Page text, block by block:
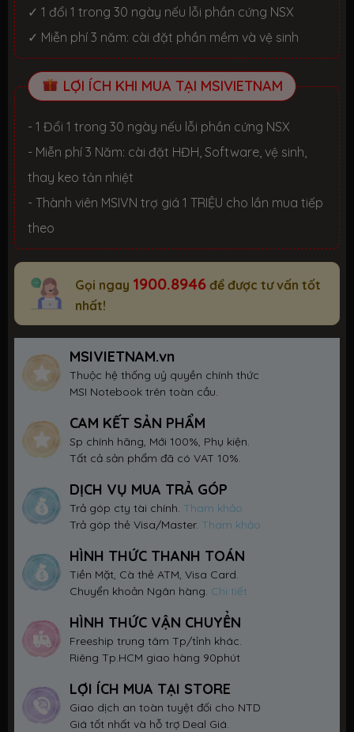
✓ 1 đổi 1 trong 30 ngày nếu lỗi phần cứng NSX
✓ Miễn phí 3 năm: cài đặt phần mềm và vệ sinh
LỢI ÍCH KHI MUA TẠI MSIVIETNAM
- 1 Đổi 1 trong 30 ngày nếu lỗi phần cứng NSX
- Miễn phí 3 Năm: cài đặt HĐH, Software, vệ sinh,
thay keo tản nhiệt
- Thành viên MSIVN trợ giá 1 TRIỆU cho lần mua tiếp
theo
Gọi ngay 1900.8946 để được tư vấn tốt
nhất!
MSIVIETNAM.vn
Thuộc hệ thống uỷ quyền chính thức
MSI Notebook trên toàn cầu.
CAM KẾT SẢN PHẨM
Sp chính hãng, Mới 100%, Phụ kiện.
Tất cả sản phẩm đã có VAT 10%.
DỊCH VỤ MUA TRẢ GÓP
Trả góp cty tài chính. Tham khảo
Trả góp thẻ Visa/Master. Tham khảo
HÌNH THỨC THANH TOÁN
Tiền Mặt, Cà thẻ ATM, Visa Card.
Chuyển khoản Ngân hàng. Chi tiết
HÌNH THỨC VẬN CHUYỂN
Freeship trung tâm Tp/tỉnh khác.
Riêng Tp.HCM giao hàng 90phút
LỢI ÍCH MUA TẠI STORE
Giao dịch an toàn tuyệt đối cho NTD
Giá tốt nhất và hỗ trợ Deal Giá.